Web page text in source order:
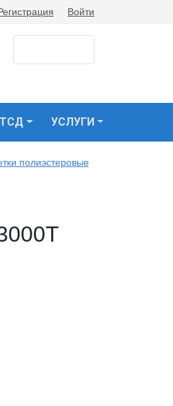
Войти
УСЛУГИ
полиэстеровые